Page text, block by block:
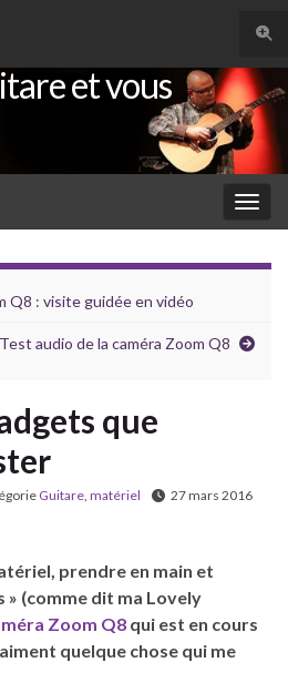
et vous
Q8 : visite guidée en vidéo
Test audio de la caméra Zoom Q8
que
Guitare matériel
27 mars 2016
prendre en main et
» (comme dit ma Lovely
Zoom Q8 qui est en cours
quelque chose qui me